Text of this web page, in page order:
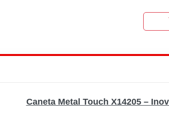
Caneta Metal Touch X14205 –